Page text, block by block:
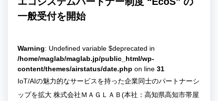
一般受付を開始
Warning: Undefined variable $deprecated in
/home/maglab/maglab.jp/public_html/wp-
content/themes/airstatus/date.php on line 31
IoT/AIの魅力的なサービスを持った企業同士のパートナーシ
ップを拡大 株式会社ＭＡＧＬＡＢ(本社：高知県高知市帯屋